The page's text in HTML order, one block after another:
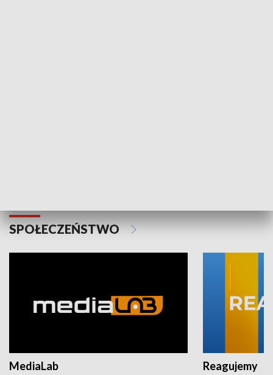
SPOŁECZEŃSTWO
MediaLab Reagujemy